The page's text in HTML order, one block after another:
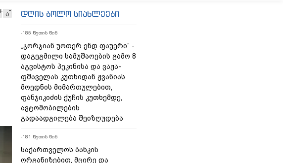
ა დღის ბოლო სიახლეები
-185 წუთის წინ
„ჯორჯიან უოთერ ენდ ფაუერი” -
დაგეგმილი სამუშაოების გამო 8
აგვისტოს პეკინისა და ვაჟა-
ფშაველას კუთხიდან ჟვანიას
მოედნის მიმართულებით,
ფანჯიკიძის ქუჩის კუთხემდე,
ავტომობილების
გადაადგილება შეიზღუდება
-181 წუთის წინ
საქართველოს ბანკის
ორგანიზებით, მცირე და